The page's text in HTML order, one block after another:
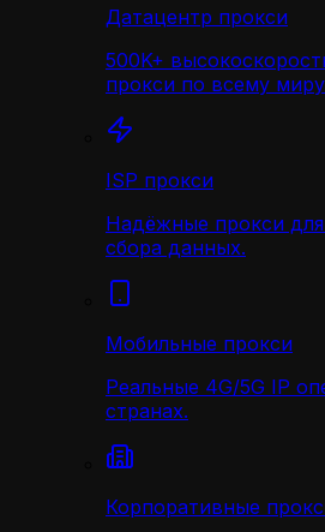
Датацентр прокси
500K+
прокси по всему
ISP прокси
Надёжные прокси
сбора данных.
Мобильные прокси
Реальные 4G/5G IP
странах.
Корпоративные